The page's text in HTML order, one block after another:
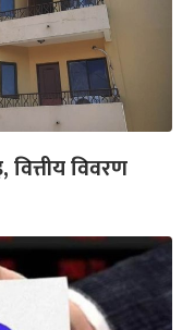
विवरण